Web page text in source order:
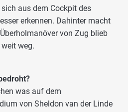
aus dem Cockpit des
erkennen. Dahinter macht
von Zug blieb
weg.
was auf dem
von Sheldon van der Linde